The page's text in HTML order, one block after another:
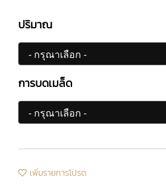
ปริมาณ
การบดเมล็ด
เพิ่มรายการโปรด